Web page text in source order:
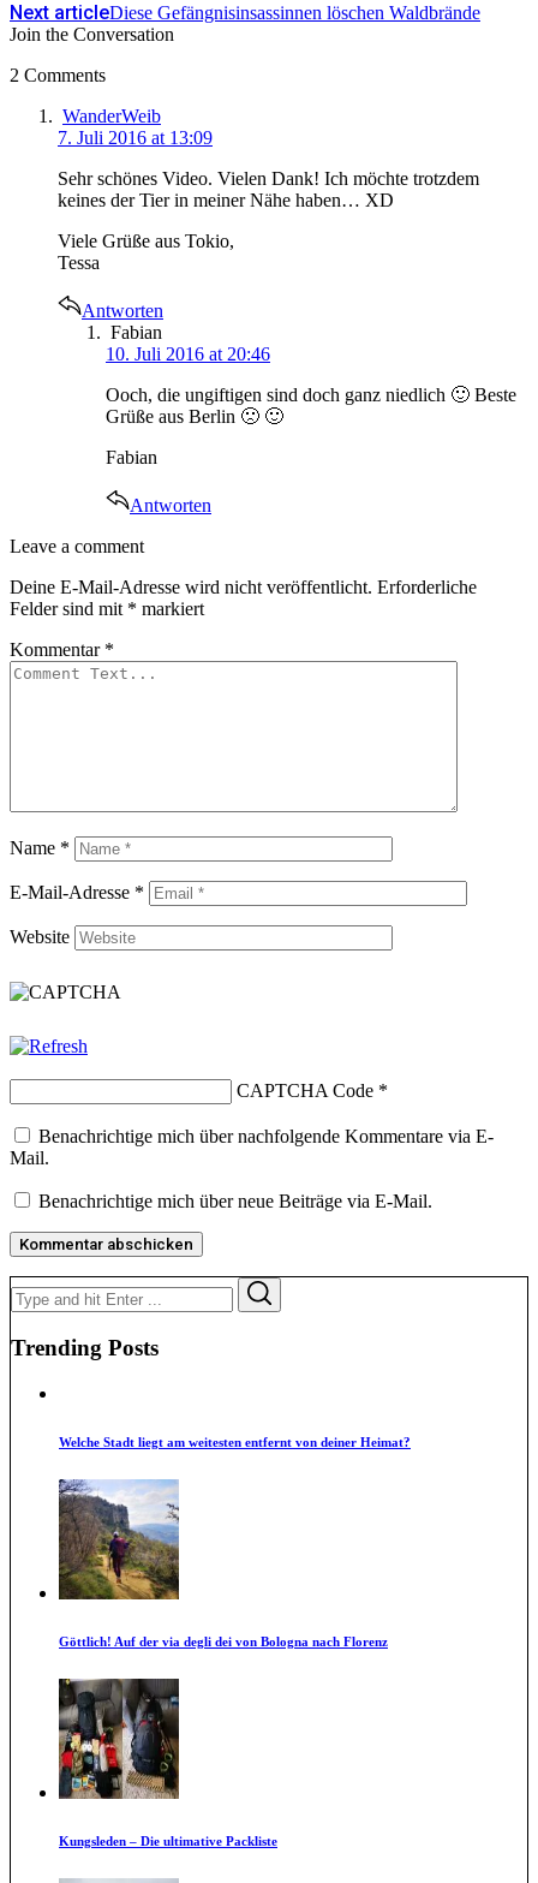
Next articleDiese Gefängnisinsassinnen löschen Waldbrände
Join the Conversation
2 Comments
says:
WanderWeib
7. Juli 2016 at 13:09
Sehr schönes Video. Vielen Dank! Ich möchte trotzdem
keines der Tier in meiner Nähe haben… XD
Viele Grüße aus Tokio,
Tessa
Antworten
says:
Fabian
10. Juli 2016 at 20:46
Ooch, die ungiftigen sind doch ganz niedlich 🙂 Beste
Grüße aus Berlin 🙁 🙂
Fabian
Antworten
Leave
comment
Leave a comment
Deine E-Mail-Adresse wird nicht veröffentlicht. Erforderliche
Felder sind mit * markiert
Kommentar *
Name *
E-Mail-Adresse *
Website
CAPTCHA Code *
Benachrichtige mich über nachfolgende Kommentare via E-
Mail.
Benachrichtige mich über neue Beiträge via E-Mail.
Search
for:
Trending Posts
Welche Stadt liegt am weitesten entfernt von deiner Heimat?
Göttlich! Auf der via degli dei von Bologna nach Florenz
Kungsleden – Die ultimative Packliste